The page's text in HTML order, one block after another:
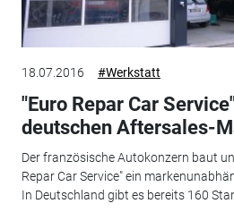
18.07.2016 #Werkstatt
"Euro Repar Car
deutschen Aftersales-
Der französische Autokonzern baut
Repar Car Service" ein
In Deutschland gibt es bereits 160